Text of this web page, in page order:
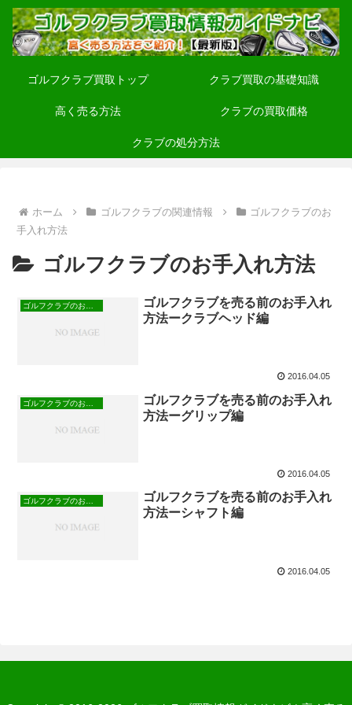
ゴルフクラブ買取トップ クラブ買取の基礎知識
高く売る方法 クラブの買取価格
クラブの処分方法
ホーム ゴルフクラブの関連情報
ゴルフクラブのお
手入れ方法
ゴルフクラブのお手入れ方法
ゴルフクラブのお手入れ方法
ゴルフクラブを売る前のお手入れ
方法ークラブヘッド編
2016.04.05
ゴルフクラブのお手入れ方法
ゴルフクラブを売る前のお手入れ
方法ーグリップ編
2016.04.05
ゴルフクラブのお手入れ方法
ゴルフクラブを売る前のお手入れ
方法ーシャフト編
2016.04.05